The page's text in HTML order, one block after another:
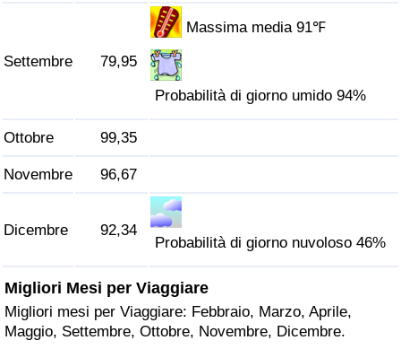
Settembre 79,95
Massima media 91℉
Probabilità di giorno umido 94%
Ottobre 99,35
Novembre 96,67
Dicembre 92,34
Probabilità di giorno nuvoloso 46%
Migliori Mesi per Viaggiare
Migliori mesi per Viaggiare: Febbraio, Marzo, Aprile,
Maggio, Settembre, Ottobre, Novembre, Dicembre.